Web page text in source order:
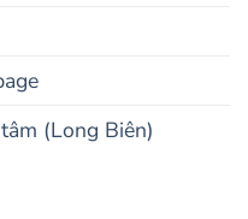
(Long Biên)